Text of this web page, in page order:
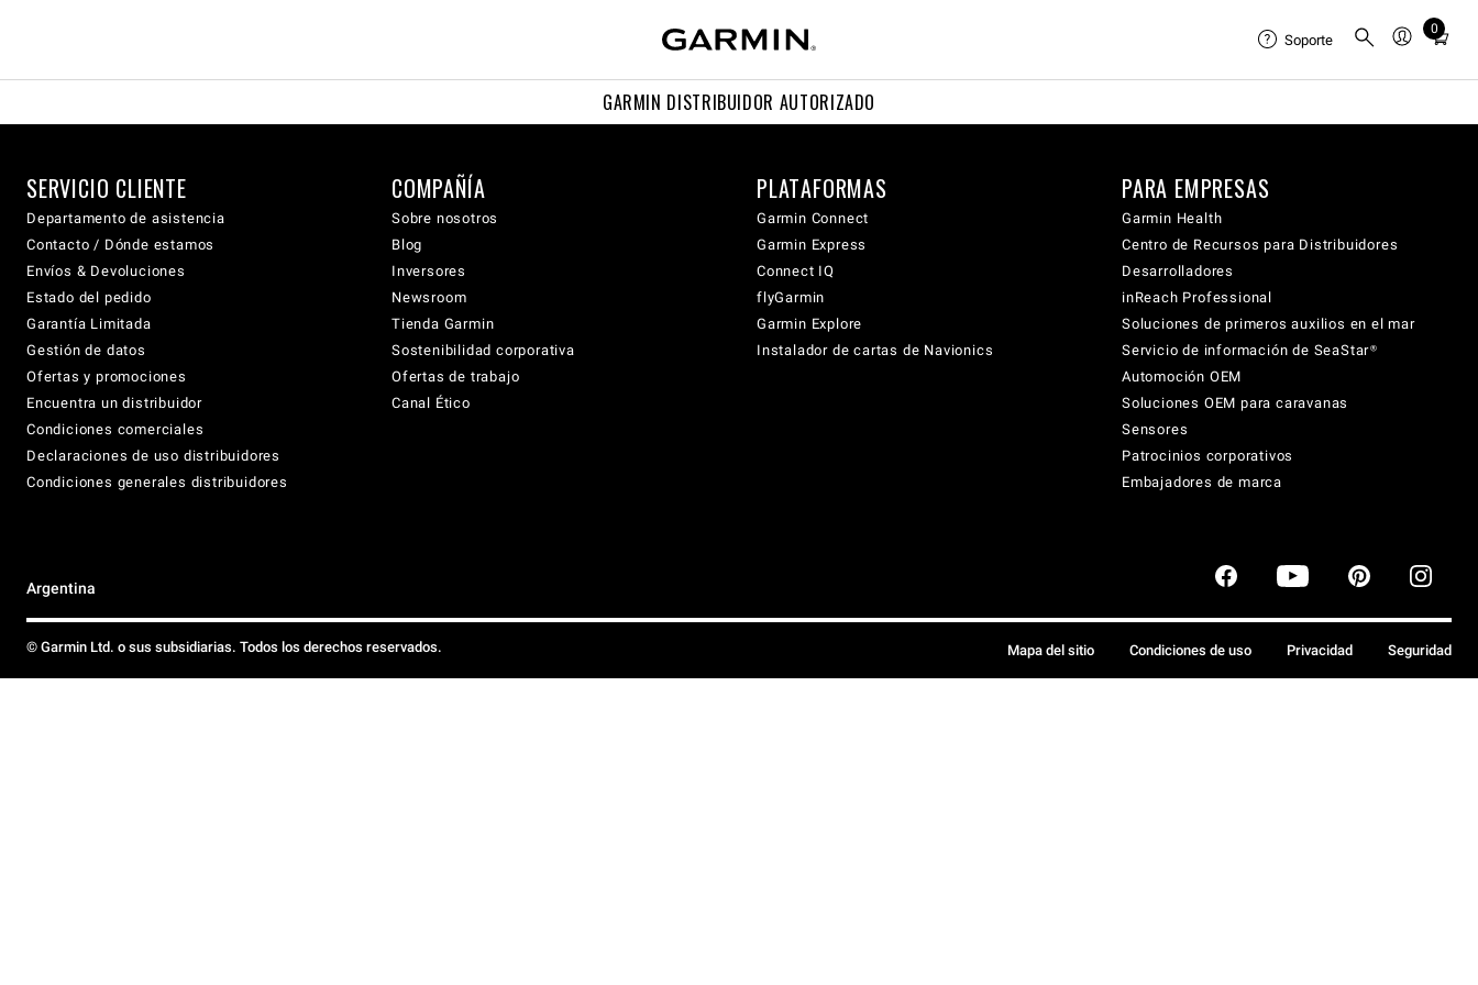
GARMIN DISTRIBUIDOR AUTORIZADO
Soporte
0
Total
cart:
SERVICIO CLIENTE
Departamento de asistencia
Contacto / Dónde estamos
Envíos & Devoluciones
Estado del pedido
Garantía Limitada
Gestión de datos
Ofertas y promociones
Encuentra un distribuidor
Condiciones comerciales
Declaraciones de uso distribuidores
Condiciones generales distribuidores
COMPAÑÍA
Sobre nosotros
Blog
Inversores
Newsroom
Tienda Garmin
Sostenibilidad corporativa
Ofertas de trabajo
Canal Ético
PLATAFORMAS
Garmin Connect
Garmin Express
Connect IQ
flyGarmin
Garmin Explore
Instalador de cartas de Navionics
PARA EMPRESAS
Garmin Health
Centro de Recursos para Distribuidores
Desarrolladores
inReach Professional
Soluciones de primeros auxilios en el mar
Servicio de información de SeaStar®
Automoción OEM
Soluciones OEM para caravanas
Sensores
Patrocinios corporativos
Embajadores de marca
Argentina
© Garmin Ltd. o sus subsidiarias. Todos los derechos reservados. Mapa del sitio Condiciones de uso Privacidad Seguridad